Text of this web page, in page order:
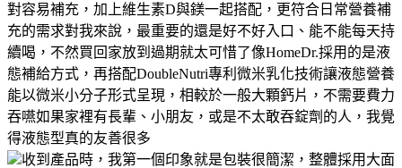
對容易補充，加上維生素D與鎂一起搭配，更符合日常營養補
充的需求對我來說，最重要的還是好不好入口、能不能每天持
續喝，不然買回家放到過期就太可惜了像HomeDr.採用的是液
態補給方式，再搭配DoubleNutri專利微米乳化技術讓液態營養
能以微米小分子形式呈現，相較於一般大顆鈣片，不需要費力
吞嚥如果家裡有長輩、小朋友，或是不太敢吞錠劑的人，我覺
得液態型真的友善很多
收到產品時，我第一個印象就是包裝很簡潔，整體採用大面